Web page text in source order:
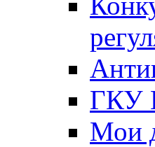
ГКУ
Мои